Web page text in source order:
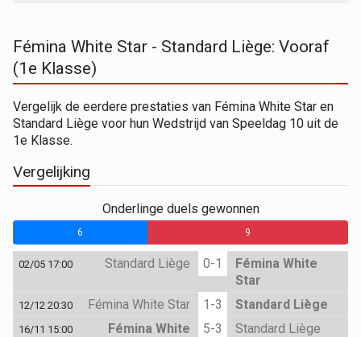
Fémina White Star - Standard Liège: Vooraf
(1e Klasse)
Vergelijk de eerdere prestaties van Fémina White Star en
Standard Liège voor hun Wedstrijd van Speeldag 10 uit de
1e Klasse.
Vergelijking
Onderlinge duels gewonnen
6 9
02/05 17:00 Standard Liège 0-1
Fémina White
Star
12/12 20:30 Fémina White Star 1-3 Standard Liège
16/11 15:00
Fémina White
5-3 Standard Liège